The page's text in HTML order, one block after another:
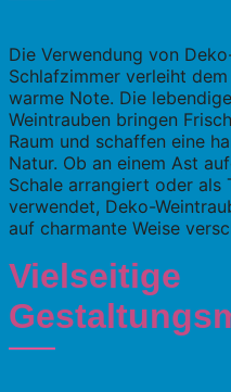
Die Verwendung von
Schlafzimmer verleiht
warme Note. Die
Weintrauben bringen
Raum und schaffen eine
Natur. Ob an einem Ast
Schale arrangiert oder als
verwendet, Deko-
auf charmante Weise
Vielseitige